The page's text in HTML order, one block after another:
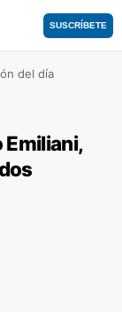
SUSCRÍBETE
del día
Emiliani,